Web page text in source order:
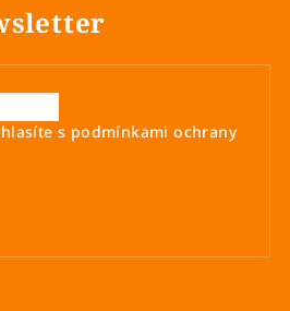
s podmínkami ochrany